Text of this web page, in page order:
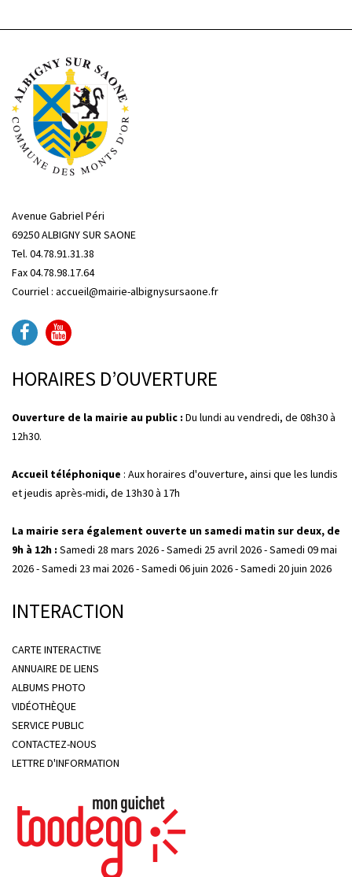
Avenue Gabriel Péri
69250 ALBIGNY SUR SAONE
Tel. 04.78.91.31.38
Fax 04.78.98.17.64
Courriel : accueil@mairie-albignysursaone.fr
HORAIRES D’OUVERTURE
Ouverture de la mairie au public : Du lundi au vendredi, de 08h30 à
12h30.
Accueil téléphonique : Aux horaires d'ouverture, ainsi que les lundis
et jeudis après-midi, de 13h30 à 17h
La mairie sera également ouverte un samedi matin sur deux, de
9h à 12h : Samedi 28 mars 2026 - Samedi 25 avril 2026 - Samedi 09 mai
2026 - Samedi 23 mai 2026 - Samedi 06 juin 2026 - Samedi 20 juin 2026
INTERACTION
CARTE INTERACTIVE
ANNUAIRE DE LIENS
ALBUMS PHOTO
VIDÉOTHÈQUE
SERVICE PUBLIC
CONTACTEZ-NOUS
LETTRE D'INFORMATION